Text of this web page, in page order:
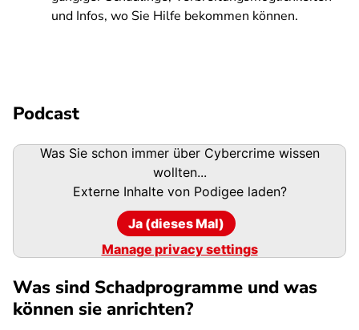
und Infos, wo Sie Hilfe bekommen können.
Podcast
Podigee-Was Sie schon immer über Cybercrime wissen
wollten...
Externe Inhalte von Podigeeladen?
Ja (dieses Mal)
Manage privacy settings
Was sind Schadprogramme und was
können sie anrichten?